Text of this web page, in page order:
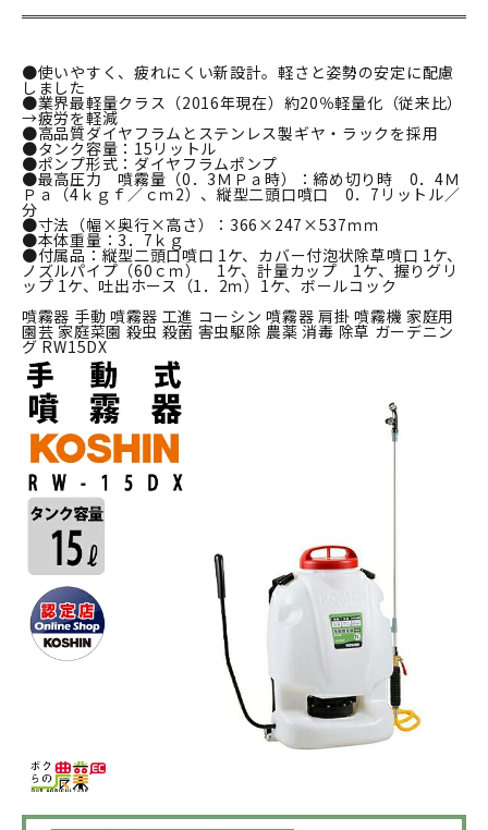
●使いやすく、疲れにくい新設計。軽さと姿勢の安定に配慮
しました
●業界最軽量クラス（2016年現在）約20％軽量化（従来比）
→疲労を軽減
●高品質ダイヤフラムとステンレス製ギヤ・ラックを採用
●タンク容量：15リットル
●ポンプ形式：ダイヤフラムポンプ
●最高圧力 噴霧量（0．3ＭＰａ時）：締め切り時 0．4Ｍ
Ｐａ（4ｋｇｆ／ｃｍ2）、縦型二頭口噴口 0．7リットル／
分
●寸法（幅×奥行×高さ）：366×247×537ｍｍ
●本体重量：3．7ｋｇ
●付属品：縦型二頭口噴口 1ケ、カバー付泡状除草噴口 1ケ、
ノズルパイプ（60ｃｍ） 1ケ、計量カップ 1ケ、握りグリ
ップ 1ケ、吐出ホース（1．2ｍ）1ケ、ボールコック
噴霧器 手動 噴霧器 工進 コーシン 噴霧器 肩掛 噴霧機 家庭用
園芸 家庭菜園 殺虫 殺菌 害虫駆除 農薬 消毒 除草 ガーデニン
グ RW15DX